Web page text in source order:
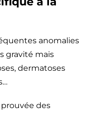
anomalies
gravité mais
dermatoses
prouvée des